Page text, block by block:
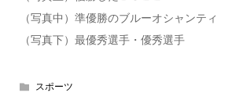
（写真中）準優勝のブルーオシャンティ
（写真下）最優秀選手・優秀選手
スポーツ